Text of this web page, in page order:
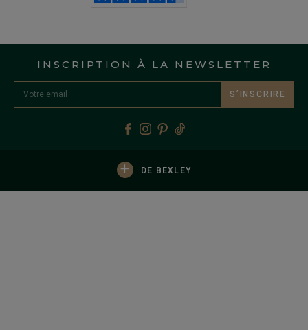
INSCRIPTION À LA NEWSLETTER
S’INSCRIRE
+ DE BEXLEY